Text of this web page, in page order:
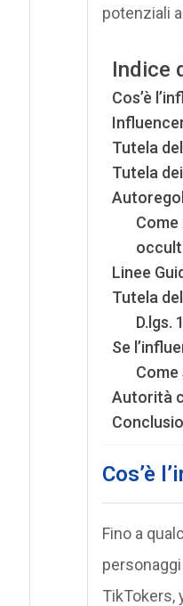
potenziali
Indice
Cos’è
Tutela
Tutela
Linee
Tutela
D.lgs.
Se
Autorità
Cos’è
Fino a
TikTokers,